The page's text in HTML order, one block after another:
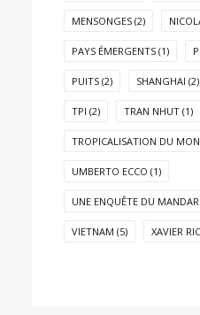
MENSONGES (2)
PAYS ÉMERGENTS (1)
PUITS (2) SHANGHAI (2)
TPI (2) TRAN NHUT (1)
TROPICALISATION DU
UMBERTO ECCO (1)
UNE ENQUÊTE DU
VIETNAM (5) XAVIER